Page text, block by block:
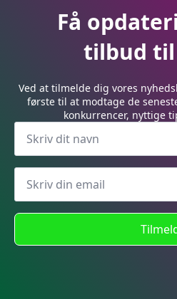
Få
tilbud
Ved at tilmelde dig vores
første til at modtage de
konkurrencer, nyttige